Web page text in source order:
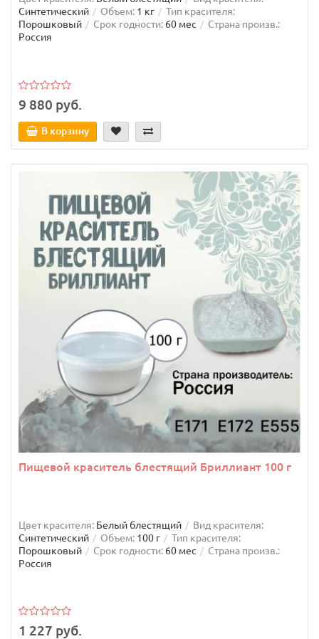
Синтетический
Объем: 1 кг
Тип красителя:
Порошковый
Срок годности: 60 мес
Страна произв.:
Россия
9 880 руб.
В корзину
Пищевой краситель блестящий Бриллиант 100 г
Цвет красителя: Белый блестящий
Вид красителя:
Синтетический
Объем: 100 г
Тип красителя:
Порошковый
Срок годности: 60 мес
Страна произв.:
Россия
1 227 руб.